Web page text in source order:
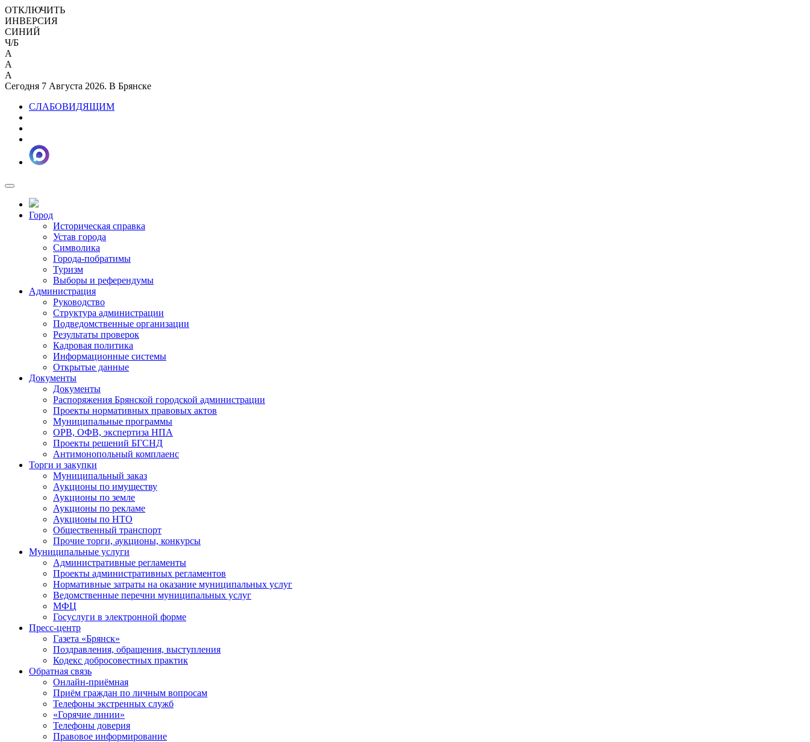
ОТКЛЮЧИТЬ
ИНВЕРСИЯ
СИНИЙ
Ч/Б
A
A
A
Сегодня 7 Августа 2026. В Брянске
СЛАБОВИДЯЩИМ
Город
Историческая справка
Устав города
Символика
Города-побратимы
Туризм
Выборы и референдумы
Администрация
Руководство
Структура администрации
Подведомственные организации
Результаты проверок
Кадровая политика
Информационные системы
Открытые данные
Документы
Документы
Распоряжения Брянской городской администрации
Проекты нормативных правовых актов
Муниципальные программы
ОРВ, ОФВ, экспертиза НПА
Проекты решений БГСНД
Антимонопольный комплаенс
Торги и закупки
Муниципальный заказ
Аукционы по имуществу
Аукционы по земле
Аукционы по рекламе
Аукционы по НТО
Общественный транспорт
Прочие торги, аукционы, конкурсы
Муниципальные услуги
Административные регламенты
Проекты административных регламентов
Нормативные затраты на оказание муниципальных услуг
Ведомственные перечни муниципальных услуг
МФЦ
Госуслуги в электронной форме
Пресс-центр
Газета «Брянск»
Поздравления, обращения, выступления
Кодекс добросовестных практик
Обратная связь
Онлайн-приёмная
Приём граждан по личным вопросам
Телефоны экстренных служб
«Горячие линии»
Телефоны доверия
Правовое информирование